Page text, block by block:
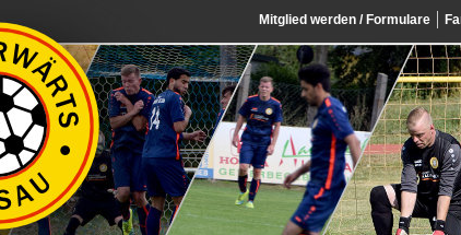
Mitglied werden / Formulare